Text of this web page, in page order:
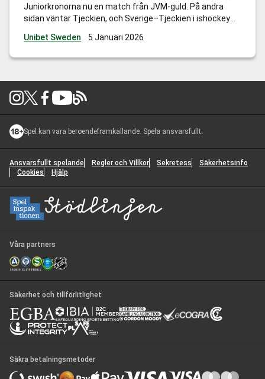
Juniorkronorna nu en match från JVM-guld. På andra
sidan väntar Tjeckien, och Sverige–Tjeckien i ishockey
både för hockeyfans och för spelare som följer JVM odds
Unibet Sweden 5 Januari 2026
Spel kan vara beroendeframkallande. Spela ansvarsfullt.
Ansvarsfullt spelande Regler och Villkor Sekretess
Säkerhetsinfo
Cookies
Hjälp
Våra partners
Säkerhet och tillförlitlighet
Säkra betalningsmetoder